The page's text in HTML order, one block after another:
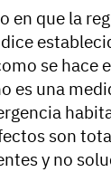
en que la
se hace
es una
son
y no